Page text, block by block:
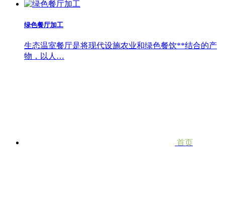
绿色餐厅加工
生态温室餐厅是将现代设施农业和绿色餐饮**结合的产
物，以人…
首页